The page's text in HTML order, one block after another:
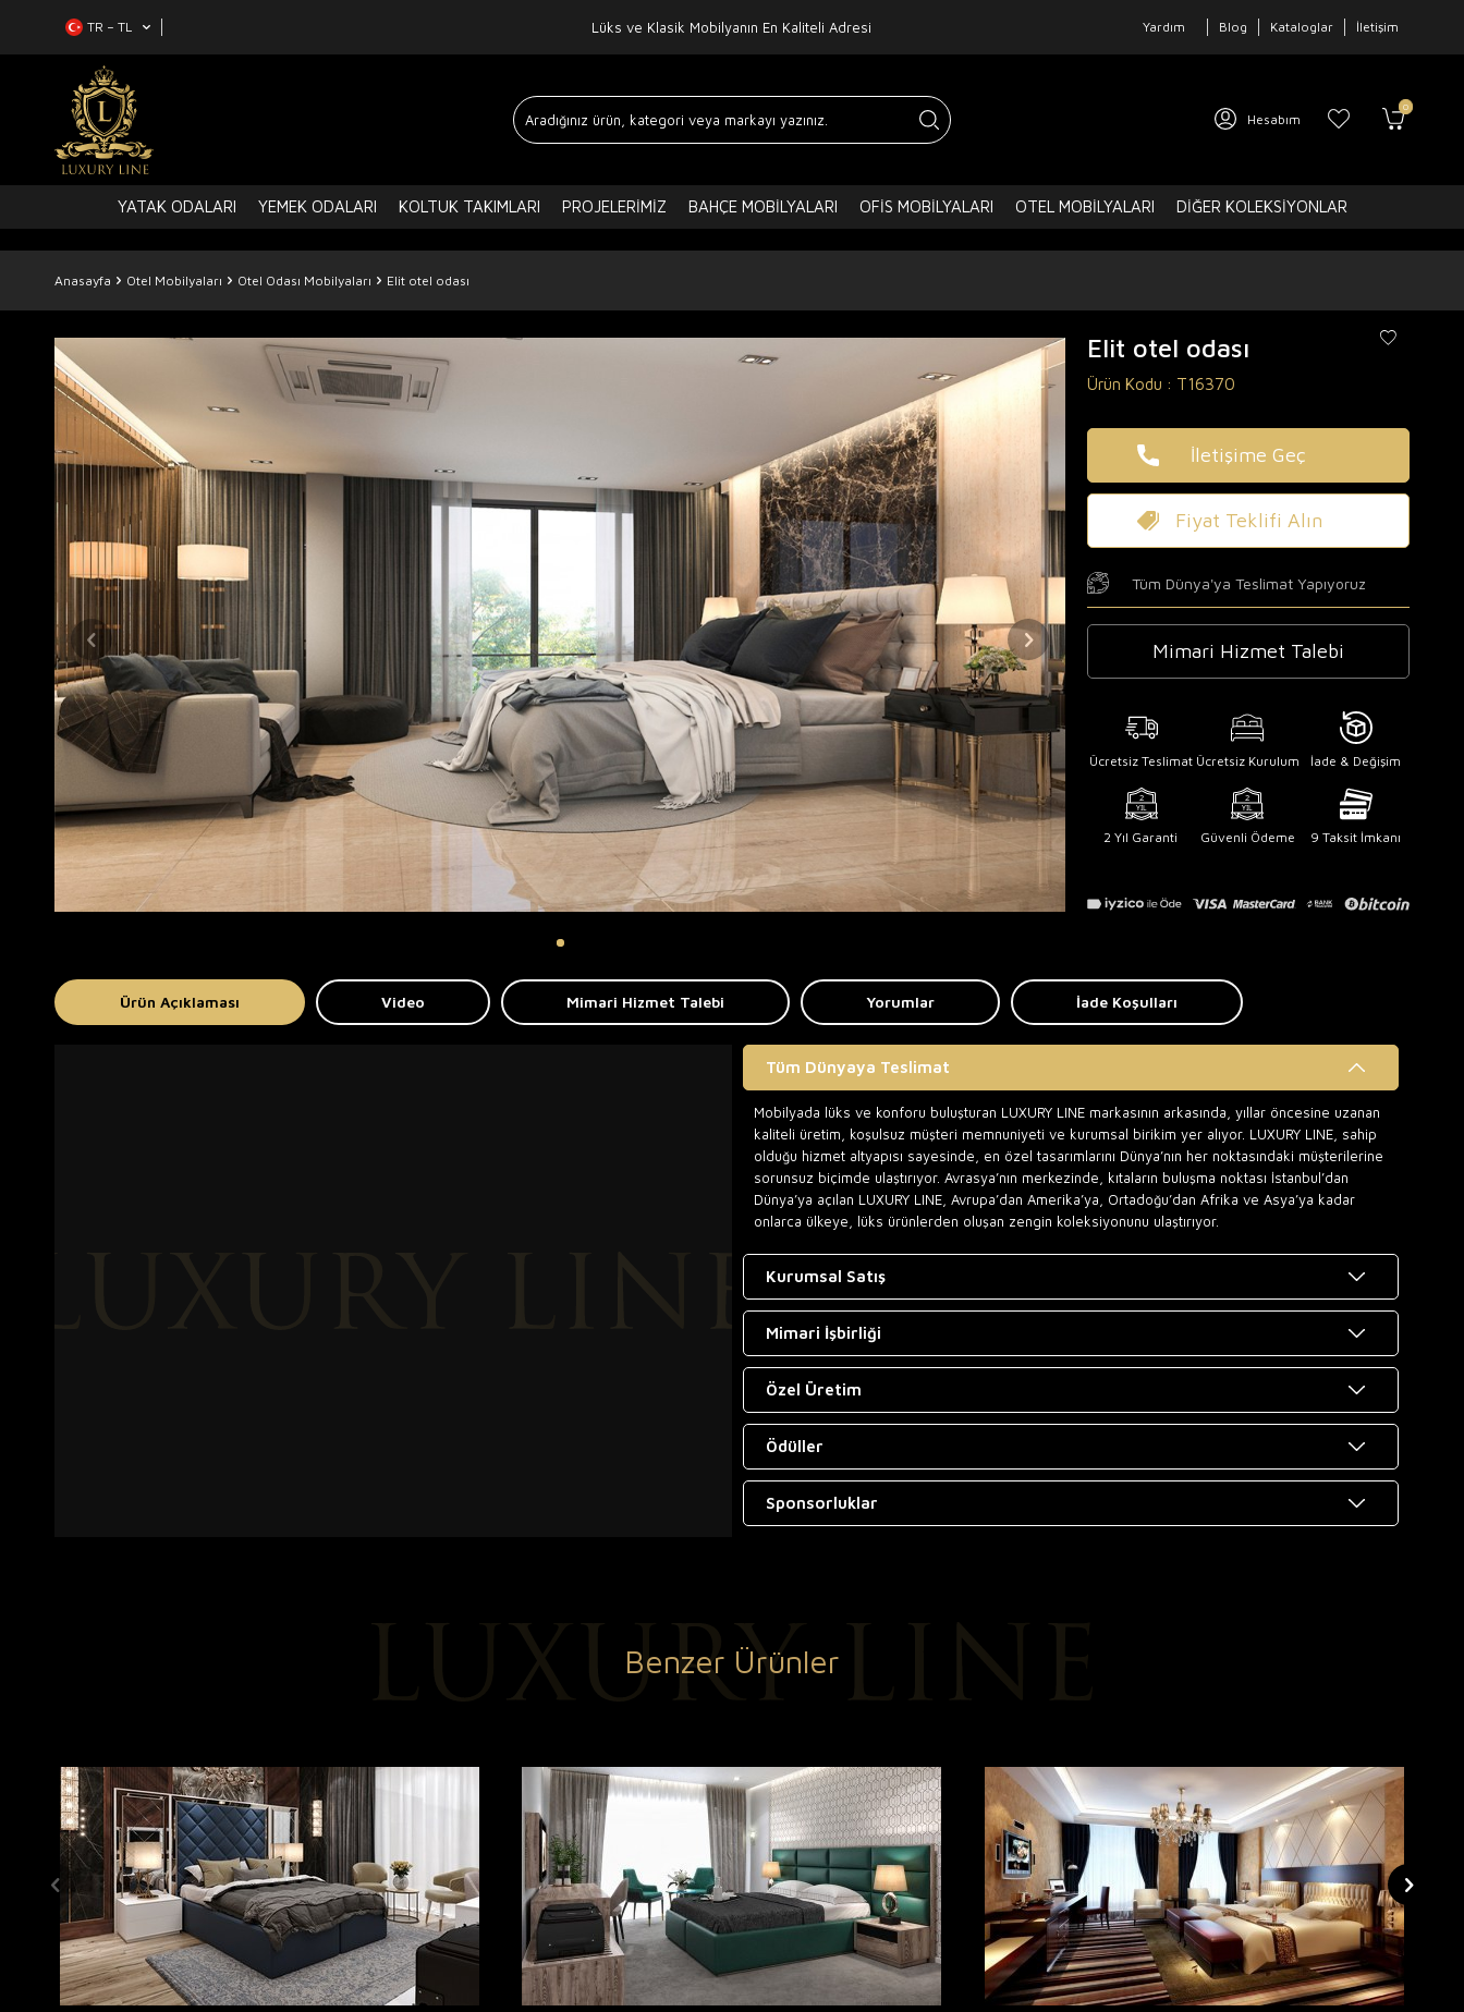
TR − TL Lüks ve Klasik Mobilyanın En Kaliteli Adresi Yardım Blog Kataloglar İletişim
Hesabım
0
YATAK ODALARI YEMEK ODALARI KOLTUK TAKIMLARI PROJELERIMIZ BAHÇE MOBILYALARI OFIS MOBILYALARI OTEL MOBILYALARI DIĞER KOLEKSIYONLAR
Anasayfa Otel Mobilyaları Otel Odası Mobilyaları Elit otel odası
Elit otel odası
Ürün Kodu : T16370
İletişime Geç
Fiyat Teklifi Alın
Tüm Dünya'ya Teslimat Yapıyoruz
Mimari Hizmet Talebi
Ücretsiz Teslimat Ücretsiz Kurulum İade & Değişim
2 Yıl Garanti Güvenli Ödeme 9 Taksit İmkanı
Ürün Açıklaması Video Mimari Hizmet Talebi Yorumlar İade Koşulları
Tüm Dünyaya Teslimat
Mobilyada lüks ve konforu buluşturan LUXURY LINE markasının arkasında, yıllar öncesine uzanan
kaliteli üretim, koşulsuz müşteri memnuniyeti ve kurumsal birikim yer alıyor. LUXURY LINE, sahip
olduğu hizmet altyapısı sayesinde, en özel tasarımlarını Dünya’nın her noktasındaki müşterilerine
sorunsuz biçimde ulaştırıyor. Avrasya’nın merkezinde, kıtaların buluşma noktası İstanbul’dan
Dünya’ya açılan LUXURY LINE, Avrupa’dan Amerika’ya, Ortadoğu’dan Afrika ve Asya’ya kadar
onlarca ülkeye, lüks ürünlerden oluşan zengin koleksiyonunu ulaştırıyor.
Kurumsal Satış
Mimari İşbirliği
Özel Üretim
Ödüller
Sponsorluklar
Benzer Ürünler